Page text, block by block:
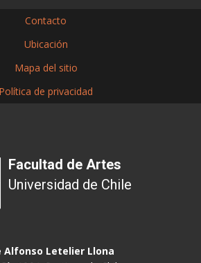
Contacto
Ubicación
Mapa del sitio
Política de privacidad
Facultad de Artes
Universidad de Chile
Alfonso Letelier Llona